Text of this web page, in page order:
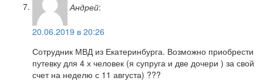
Андрей:
20.06.2019 в 20:26
Сотрудник МВД из Екатеринбурга. Возможно приобрести
путевку для 4 х человек (я супруга и две дочери ) за свой
счет на неделю с 11 августа) ???